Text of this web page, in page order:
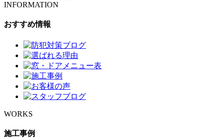
INFORMATION
おすすめ情報
WORKS
施工事例